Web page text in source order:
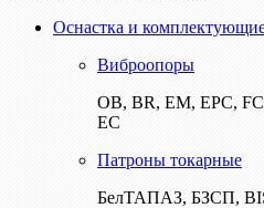
Оснастка и
Виброопоры
ОВ, BR, EM, EPC,
EC
Патроны токарные
БелТАПАЗ, БЗСП,